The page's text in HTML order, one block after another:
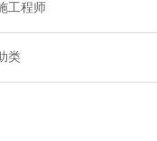
工程师
类